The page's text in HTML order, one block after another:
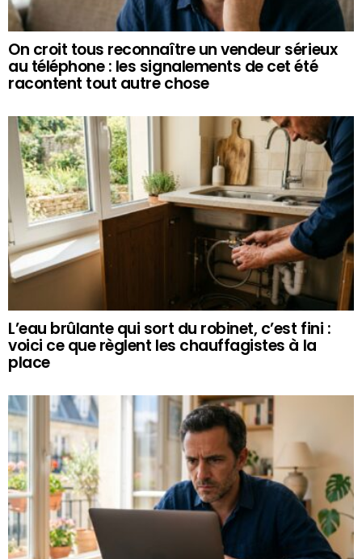
On croit tous reconnaître un vendeur sérieux
au téléphone : les signalements de cet été
racontent tout autre chose
L’eau brûlante qui sort du robinet, c’est fini :
voici ce que règlent les chauffagistes à la
place